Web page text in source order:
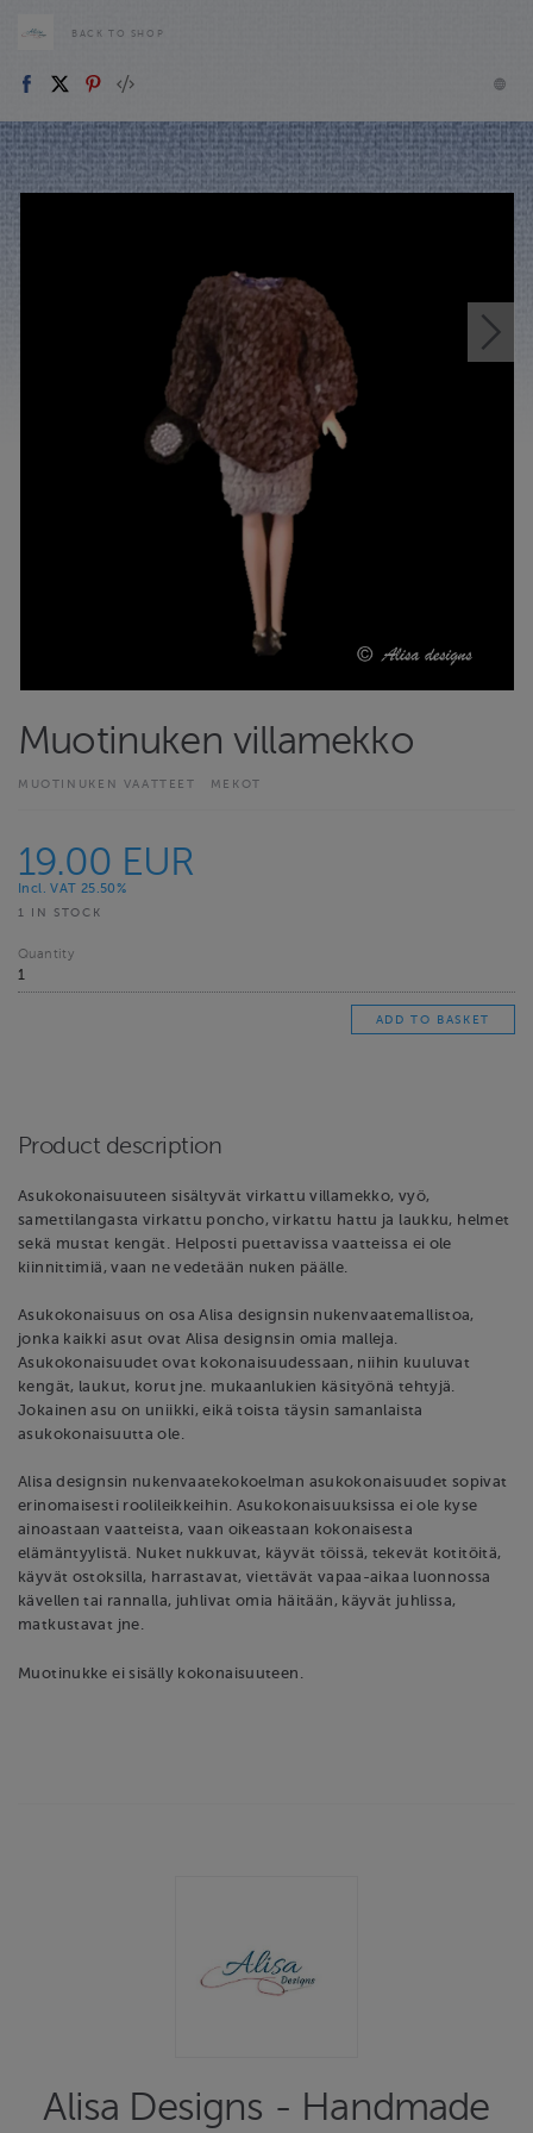
BACK TO SHOP
Muotinuken villamekko
MUOTINUKEN VAATTEET MEKOT
19.00 EUR
Incl. VAT 25.50%
1 IN STOCK
Quantity
Product description
Asukokonaisuuteen sisältyvät virkattu villamekko, vyö,
samettilangasta virkattu poncho, virkattu hattu ja laukku, helmet
sekä mustat kengät. Helposti puettavissa vaatteissa ei ole
kiinnittimiä, vaan ne vedetään nuken päälle.
Asukokonaisuus on osa Alisa designsin nukenvaatemallistoa,
jonka kaikki asut ovat Alisa designsin omia malleja.
Asukokonaisuudet ovat kokonaisuudessaan, niihin kuuluvat
kengät, laukut, korut jne. mukaanlukien käsityönä tehtyjä.
Jokainen asu on uniikki, eikä toista täysin samanlaista
asukokonaisuutta ole.
Alisa designsin nukenvaatekokoelman asukokonaisuudet sopivat
erinomaisesti roolileikkeihin. Asukokonaisuuksissa ei ole kyse
ainoastaan vaatteista, vaan oikeastaan kokonaisesta
elämäntyylistä. Nuket nukkuvat, käyvät töissä, tekevät kotitöitä,
käyvät ostoksilla, harrastavat, viettävät vapaa-aikaa luonnossa
kävellen tai rannalla, juhlivat omia häitään, käyvät juhlissa,
matkustavat jne.
Muotinukke ei sisälly kokonaisuuteen.
Alisa Designs - Handmade